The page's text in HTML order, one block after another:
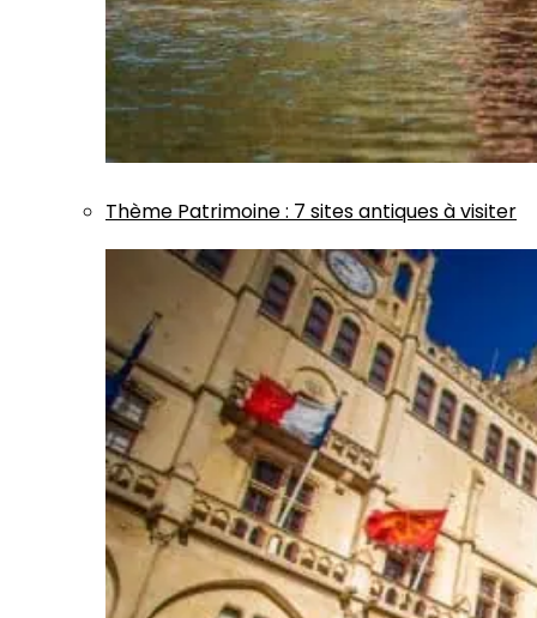
Thème Patrimoine: 7 sites antiques à visiter